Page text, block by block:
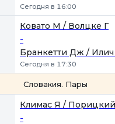
Сегодня в 16:00
Ковато М / Волцке Г
-
Бранкетти Дж /
Сегодня в 17:30
Словакия. Пары
Климас Я /
-